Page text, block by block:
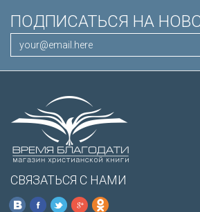
ПОДПИСАТЬСЯ НА
СВЯЗАТЬСЯ С НАМИ